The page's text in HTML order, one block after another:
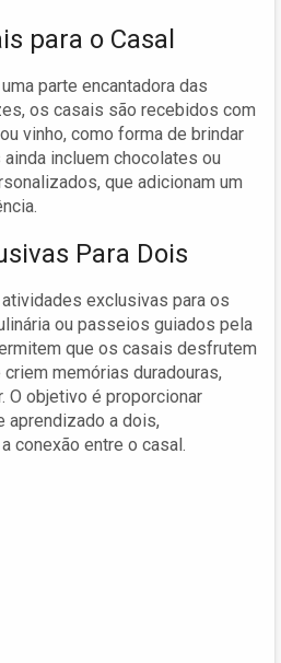
para o Casal
parte encantadora das
os casais são recebidos com
vinho, como forma de brindar
incluem chocolates ou
que adicionam um
Para Dois
exclusivas para os
ou passeios guiados pela
que os casais desfrutem
memórias duradouras,
O objetivo é proporcionar
aprendizado a dois,
conexão entre o casal.